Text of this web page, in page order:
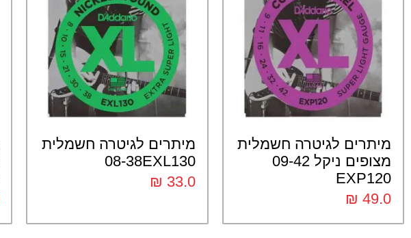
מיתרים לגיטרה חשמלית
מצופים ניקל 09-42
EXP120
₪ 49.0
מיתרים לגיטרה חשמלית
08-38EXL130
₪ 33.0